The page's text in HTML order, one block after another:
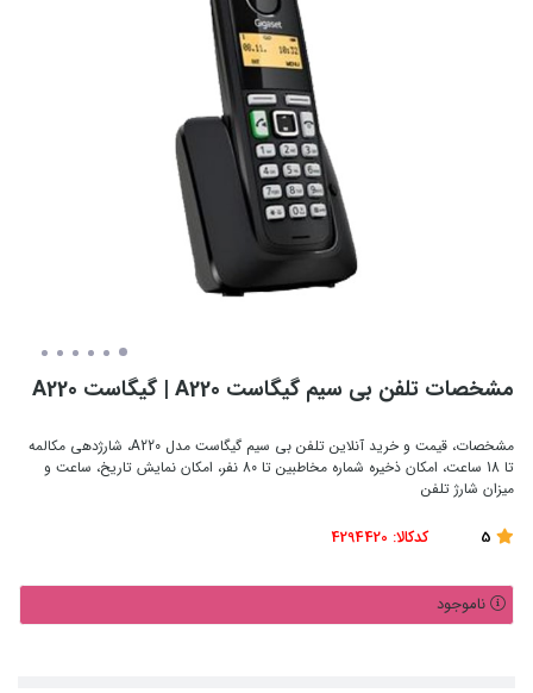
مشخصات تلفن بی سیم گیگاست A220 | گیگاست A220
مشخصات، قیمت و خرید آنلاین تلفن بی سیم گیگاست مدل A220، شارژدهی مکالمه
تا 18 ساعت، امکان ذخیره شماره مخاطبین تا 80 نفر، امکان نمایش تاریخ، ساعت و
میزان شارژ تلفن
کدکالا: 4294420
ناموجود